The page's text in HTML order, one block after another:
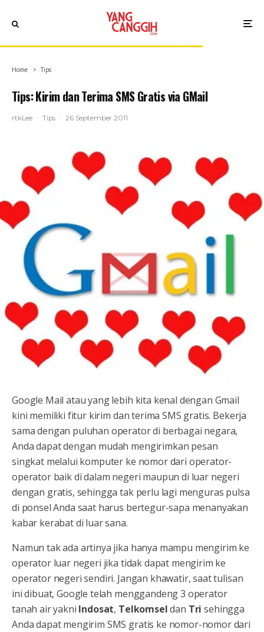
Home Tips
Tips: Kirim dan Terima SMS Gratis via GMail
rtkLee · Tips · 26 September 2011
Google Mail atau yang lebih kita kenal dengan Gmail
kini memiliki fitur kirim dan terima SMS gratis. Bekerja
sama dengan puluhan operator di berbagai negara,
Anda dapat dengan mudah mengirimkan pesan
singkat melalui komputer ke nomor dari operator-
operator baik di dalam negeri maupun di luar negeri
dengan gratis, sehingga tak perlu lagi menguras pulsa
di ponsel Anda saat harus bertegur-sapa menanyakan
kabar kerabat di luar sana.
Namun tak ada artinya jika hanya mampu mengirim ke
operator luar negeri jika tidak dapat mengirim ke
operator negeri sendiri. Jangan khawatir, saat tulisan
ini dibuat, Google telah menggandeng 3 operator
tanah air yakni Indosat, Telkomseldan Tri sehingga
Anda dapat mengirim SMS gratis ke nomor-nomor dari